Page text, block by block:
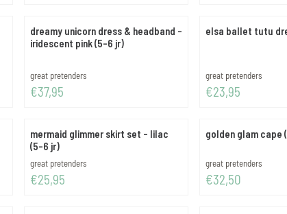
dreamy unicorn dress & headband -
iridescent pink (5-6 jr)
Merk:
great pretenders
Prijs: 37,95
€37,95
elsa ballet tutu
Merk:
great pretenders
Prijs: 23,95
€23,95
mermaid glimmer skirt set - lilac
(5-6 jr)
Merk:
great pretenders
Prijs: 25,95
€25,95
golden glam cape
Merk:
great pretenders
Prijs: 32,50
€32,50